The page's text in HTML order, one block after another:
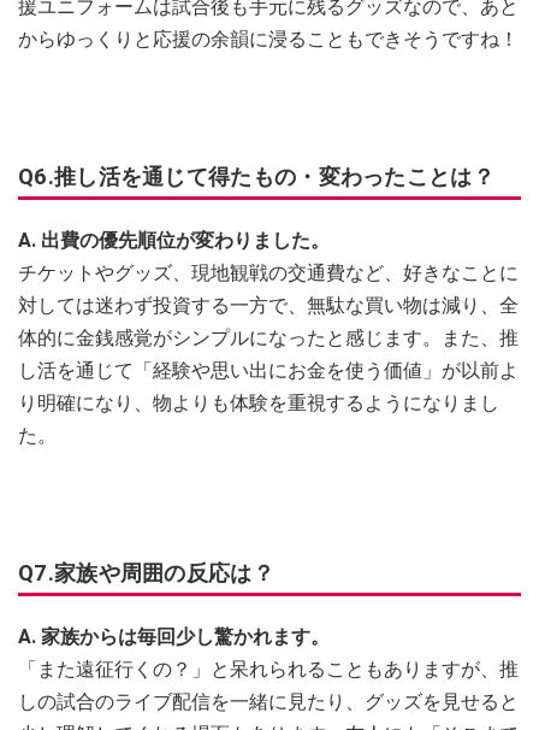
援ユニフォームは試合後も手元に残るグッズなので、あと
からゆっくりと応援の余韻に浸ることもできそうですね！
Q6.推し活を通じて得たもの・変わったことは？
A. 出費の優先順位が変わりました。
チケットやグッズ、現地観戦の交通費など、好きなことに
対しては迷わず投資する一方で、無駄な買い物は減り、全
体的に金銭感覚がシンプルになったと感じます。また、推
し活を通じて「経験や思い出にお金を使う価値」が以前よ
り明確になり、物よりも体験を重視するようになりまし
た。
Q7.家族や周囲の反応は？
A. 家族からは毎回少し驚かれます。
「また遠征行くの？」と呆れられることもありますが、推
しの試合のライブ配信を一緒に見たり、グッズを見せると